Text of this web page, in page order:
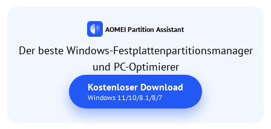
AOMEI Partition Assistant
Der beste Windows-Festplattenpartitionsmanager
und PC-Optimierer
Kostenloser Download
Windows 11/10/8.1/8/7